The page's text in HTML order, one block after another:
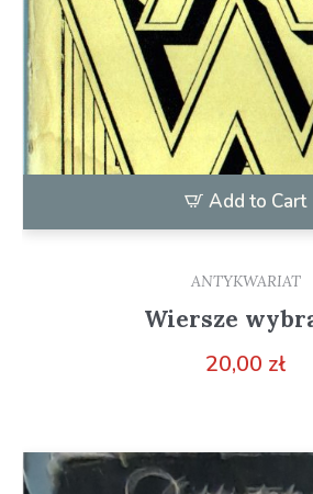
Add to Cart
ANTYKWARIAT
Wiersze
20,00 zł